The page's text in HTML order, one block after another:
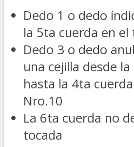
Dedo 1 o dedo
la 5ta cuerda en
Dedo 3 o dedo
una cejilla desde
hasta la 4ta
Nro.10
La 6ta cuerda no
tocada